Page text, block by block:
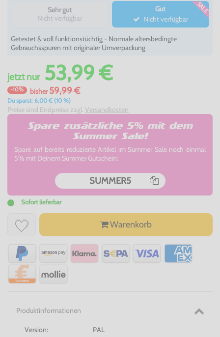
Sehr gut
Nicht verfügbar
Gut
Nicht verfügbar
SALE
Getestet & voll funktionstüchtig - Normale altersbedingte
Gebrauchsspuren mit originaler Umverpackung
jetztnur53,99 €
-10% bisher59,99 €
Du sparst: 6,00 € (10 %)
Preise sind Endpreise zzgl. Versandkosten
Spare zusätzliche 5% mit dem
Summer Sale!
Spare auf bereits reduzierte Artikel im Summer Sale noch einmal
5% mit Deinem Summer Gutschein:
SUMMER5
Sofort lieferbar
Warenkorb
Produktinformationen
Version:
PAL